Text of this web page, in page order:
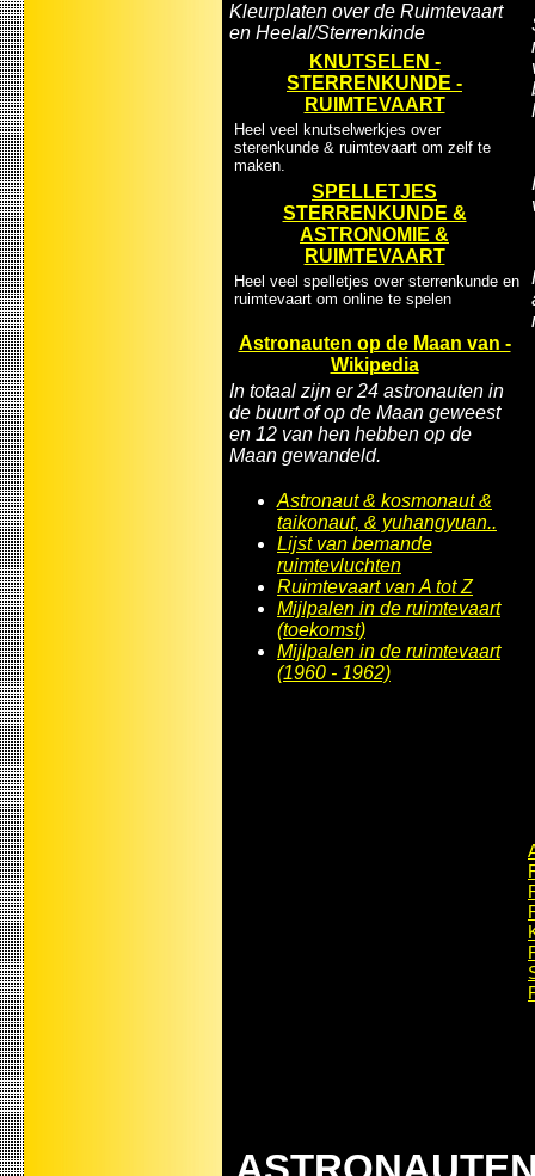
Kleurplaten over de Ruimtevaart
en Heelal/Sterrenkinde
KNUTSELEN -
STERRENKUNDE -
RUIMTEVAART
Heel veel knutselwerkjes over
sterenkunde & ruimtevaart om zelf te
maken.
SPELLETJES
STERRENKUNDE &
ASTRONOMIE &
RUIMTEVAART
Heel veel spelletjes over sterrenkunde en
ruimtevaart om online te spelen
Astronauten op de Maan van -
Wikipedia
In totaal zijn er 24 astronauten in
de buurt of op de Maan geweest
en 12 van hen hebben op de
Maan gewandeld.
Astronaut & kosmonaut &
taikonaut, & yuhangyuan..
Lijst van bemande
ruimtevluchten
Ruimtevaart van A tot Z
Mijlpalen in de ruimtevaart
(toekomst)
Mijlpalen in de ruimtevaart
(1960 - 1962)